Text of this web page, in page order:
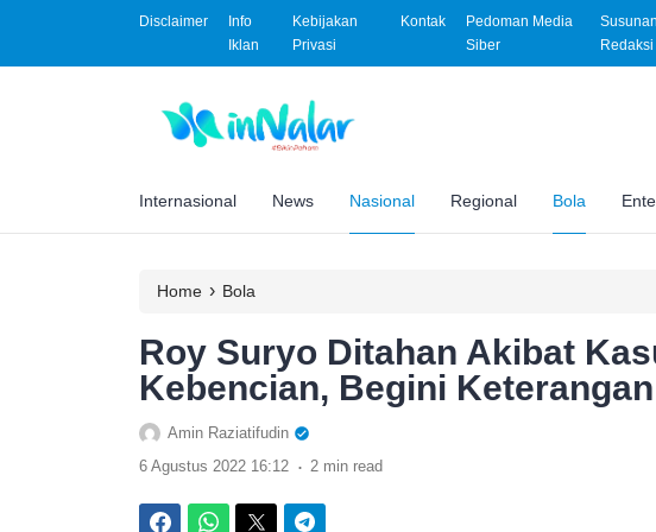
Disclaimer
Info
Iklan
Kebijakan
Privasi
Kontak
Pedoman Media
Siber
Susunan
Redaksi
Internasional News Nasional Regional Bola
Home › Bola
Roy Suryo Ditahan Akibat
Kebencian, Begini
Amin Raziatifudin
6 Agustus 2022 16:12 . 2 min read